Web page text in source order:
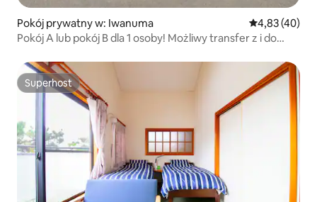
Pokój prywatny w: Iwanuma Średnia
4,83 (40)
Pokój A lub pokój B dla 1 osoby! Możliwy transfer z i do
Matsushima, Zao!
Superhost
Superhost